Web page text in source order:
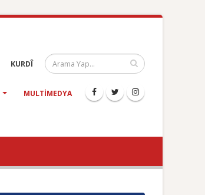
KURDÎ
MULTIMEDYA